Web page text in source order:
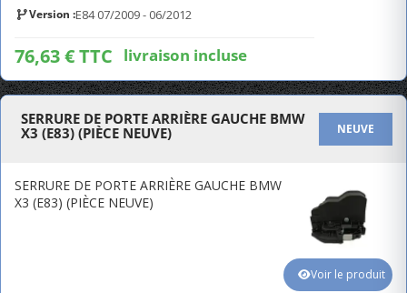
Version :E84 07/2009 - 06/2012
76,63 € TTC livraison incluse
SERRURE DE PORTE ARRIÈRE GAUCHE BMW
X3 (E83) (PIÈCE NEUVE)
NEUVE
SERRURE DE PORTE ARRIÈRE GAUCHE BMW
X3 (E83) (PIÈCE NEUVE)
Voir le produit